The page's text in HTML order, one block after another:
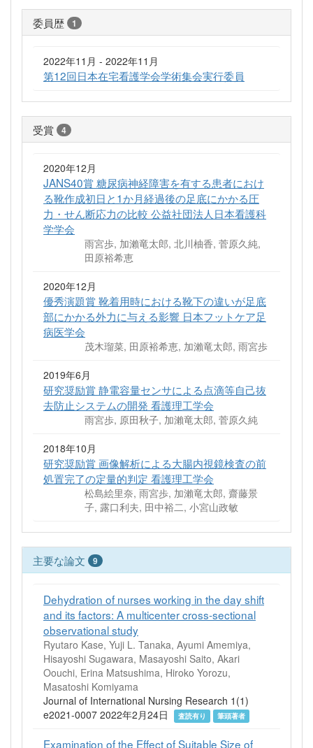
委員歴 1
2022年11月 - 2022年11月
第12回日本在宅看護学会学術集会実行委員
受賞 4
2020年12月
JANS40賞 糖尿病神経障害を有する患者におけ
る靴作成初日と1か月経過後の足底にかかる圧
力・せん断応力の比較 公益社団法人日本看護科
学学会
雨宮歩, 加瀨竜太郎, 北川柚香, 菅原久純,
田原裕希恵
2020年12月
優秀演題賞 靴着用時における靴下の違いが足底
部にかかる外力に与える影響 日本フットケア足
病医学会
茂木瑠菜, 田原裕希恵, 加瀨竜太郎, 雨宮歩
2019年6月
研究奨励賞 静電容量センサによる点滴等自己抜
去防止システムの開発 看護理工学会
雨宮歩, 原田秋子, 加瀨竜太郎, 菅原久純
2018年10月
研究奨励賞 画像解析による大腸内視鏡検査の前
処置完了の定量的判定 看護理工学会
松島絵里奈, 雨宮歩, 加瀨竜太郎, 齋藤景
子, 露口利夫, 田中裕二, 小宮山政敏
主要な論文 9
Dehydration of nurses working in the day shift
and its factors: A multicenter cross-sectional
observational study
Ryutaro Kase, Yuji L. Tanaka, Ayumi Amemiya,
Hisayoshi Sugawara, Masayoshi Saito, Akari
Oouchi, Erina Matsushima, Hiroko Yorozu,
Masatoshi Komiyama
Journal of International Nursing Research 1(1)
e2021-0007 2022年2月24日
査読有り 筆頭著者
Examination of the Effect of Suitable Size of